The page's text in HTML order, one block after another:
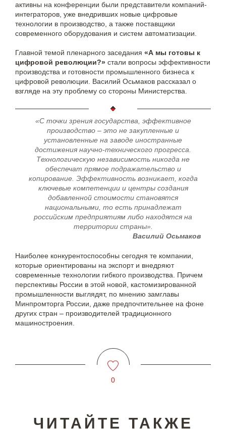
активны на конференции были представители компаний-
интеграторов, уже внедривших новые цифровые
технологии в производство, а также поставщики
современного оборудования и систем автоматизации.
Главной темой пленарного заседания «А мы готовы к
цифровой революции?» стали вопросы эффективности
производства и готовности промышленного бизнеса к
цифровой революции. Василий Осьмаков рассказал о
взгляде на эту проблему со стороны Министерства.
«С точки зрения государства, эффективное
производство – это не закупленные и
установленные на заводе иностранные
достижения научно-технического прогресса.
Технологическую независимость никогда не
обеспечат прямое подражательство и
копирование. Эффективность возникает, когда
ключевые компетенции и центры создания
добавленной стоимости становятся
национальными, то есть принадлежат
российским предприятиям либо находятся на
территории страны».
Василий Осьмаков
Наиболее конкурентоспособны сегодня те компании,
которые ориентированы на экспорт и внедряют
современные технологии гибкого производства. Причем
перспективы России в этой новой, кастомизированной
промышленности выглядят, по мнению замглавы
Минпромторга России, даже предпочтительнее на фоне
других стран – производителей традиционного
машиностроения.
0
ЧИТАЙТЕ ТАКЖЕ